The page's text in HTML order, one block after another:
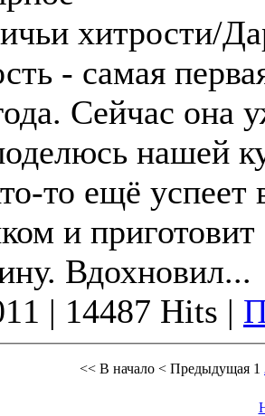
хитрости/
- самая
Сейчас она
нашей
то ещё успеет
и
вкуснятину. Вдохновил...
23.06.2011 | 14487 Hits |
<< В начало < Предыдущая 1